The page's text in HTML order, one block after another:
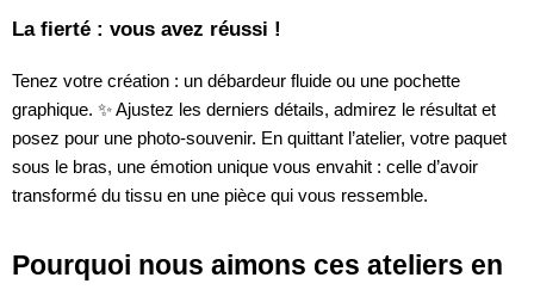
La fierté : vous avez réussi !
Tenez votre création : un débardeur fluide ou une pochette
graphique. ✨ Ajustez les derniers détails, admirez le résultat et
posez pour une photo-souvenir. En quittant l’atelier, votre paquet
sous le bras, une émotion unique vous envahit : celle d’avoir
transformé du tissu en une pièce qui vous ressemble.
Pourquoi nous aimons ces ateliers en